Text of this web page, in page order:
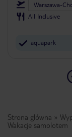
Warszawa-
All Inclusive
aquapark
Strona główna
Wakacje samolotem